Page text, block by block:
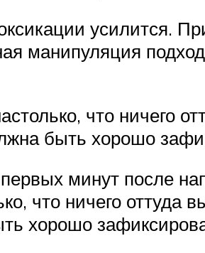
усилится.
манипуляция
что ничего
быть хорошо
минут после
что ничего
хорошо